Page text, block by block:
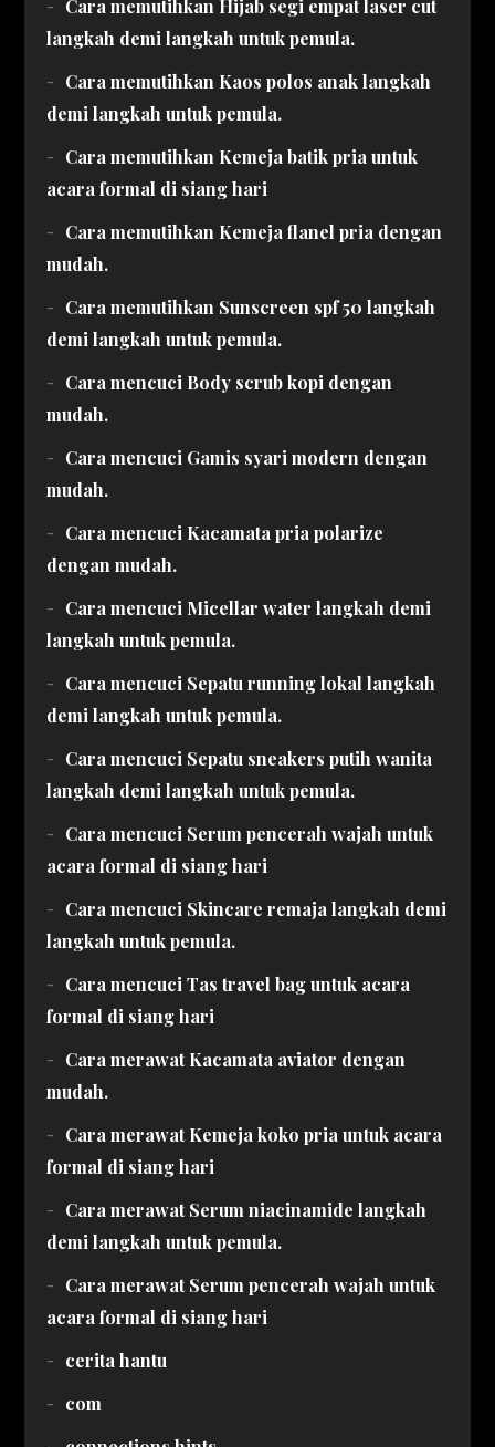
Cara memutihkan Hijab segi empat laser cut
langkah demi langkah untuk pemula.
Cara memutihkan Kaos polos anak langkah
demi langkah untuk pemula.
Cara memutihkan Kemeja batik pria untuk
acara formal di siang hari
Cara memutihkan Kemeja flanel pria dengan
mudah.
Cara memutihkan Sunscreen spf 50 langkah
demi langkah untuk pemula.
Cara mencuci Body scrub kopi dengan
mudah.
Cara mencuci Gamis syari modern dengan
mudah.
Cara mencuci Kacamata pria polarize
dengan mudah.
Cara mencuci Micellar water langkah demi
langkah untuk pemula.
Cara mencuci Sepatu running lokal langkah
demi langkah untuk pemula.
Cara mencuci Sepatu sneakers putih wanita
langkah demi langkah untuk pemula.
Cara mencuci Serum pencerah wajah untuk
acara formal di siang hari
Cara mencuci Skincare remaja langkah demi
langkah untuk pemula.
Cara mencuci Tas travel bag untuk acara
formal di siang hari
Cara merawat Kacamata aviator dengan
mudah.
Cara merawat Kemeja koko pria untuk acara
formal di siang hari
Cara merawat Serum niacinamide langkah
demi langkah untuk pemula.
Cara merawat Serum pencerah wajah untuk
acara formal di siang hari
cerita hantu
com